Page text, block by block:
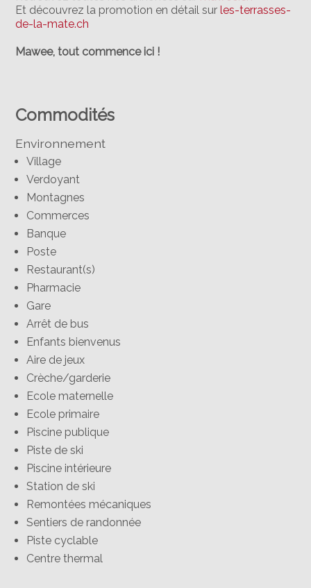
Et découvrez la promotion en détail surles-terrasses-
de-la-mate.ch
Mawee, tout commence ici !
Commodités
Environnement
Village
Verdoyant
Montagnes
Commerces
Banque
Poste
Restaurant(s)
Pharmacie
Gare
Arrêt de bus
Enfants bienvenus
Aire de jeux
Crèche/garderie
Ecole maternelle
Ecole primaire
Piscine publique
Piste de ski
Piscine intérieure
Station de ski
Remontées mécaniques
Sentiers de randonnée
Piste cyclable
Centre thermal